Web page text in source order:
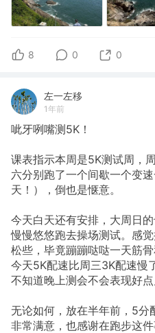
8 0 0
左一左移
1年前
呲牙咧嘴测5K！
课表指示本周是5K测试周，
六分别跑了一个间歇一个变
天！），倒也是惬意。
今天白天还有安排，大周日
慢慢悠悠跑去操场测试。感
松些，毕竟蹦蹦哒哒一天筋
今天5K配速比周三3K配速慢
不知道晚上测会不会表现好点
无论如何，放在半年前，5分
非常满意，也感谢在跑步这